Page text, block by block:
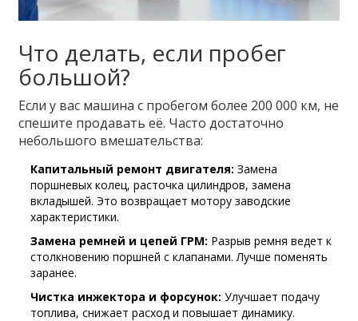
Что делать, если пробег
большой?
Если у вас машина с пробегом более 200 000 км, не
спешите продавать её. Часто достаточно
небольшого вмешательства:
Капитальный ремонт двигателя: Замена
поршневых колец, расточка цилиндров, замена
вкладышей. Это возвращает мотору заводские
характеристики.
Замена ремней и цепей ГРМ: Разрыв ремня ведет к
столкновению поршней с клапанами. Лучше поменять
заранее.
Чистка инжектора и форсунок: Улучшает подачу
топлива, снижает расход и повышает динамику.